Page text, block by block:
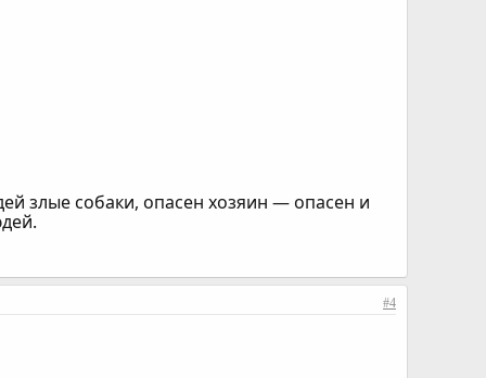
злые собаки, опасен хозяин — опасен и
#4